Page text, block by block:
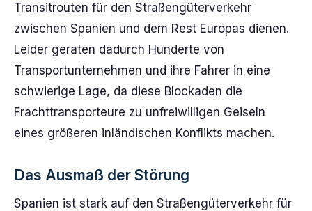
Transitrouten für den Straßengüterverkehr
zwischen Spanien und dem Rest Europas dienen.
Leider geraten dadurch Hunderte von
Transportunternehmen und ihre Fahrer in eine
schwierige Lage, da diese Blockaden die
Frachttransporteure zu unfreiwilligen Geiseln
eines größeren inländischen Konflikts machen.
Das Ausmaß der Störung
Spanien ist stark auf den Straßengüterverkehr für